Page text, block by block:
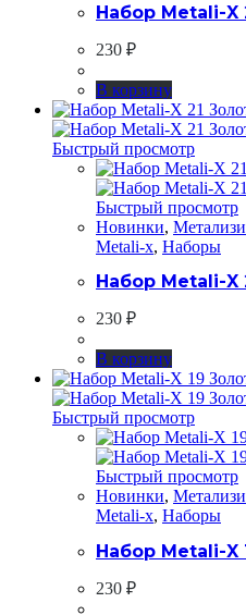
Набор Metali-X
230 ₽
В корзину
Быстрый просмотр
Быстрый просмотр
Новинки,
Metali-x, Наборы
Набор Metali-X
230 ₽
В корзину
Быстрый просмотр
Быстрый просмотр
Новинки,
Metali-x, Наборы
Набор Metali-X
230 ₽